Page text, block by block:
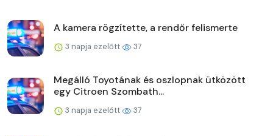
A kamera rögzítette, a rendőr felismerte
3 napja ezelőtt 37
Megálló Toyotának és oszlopnak ütközött
egy Citroen Szombath...
3 napja ezelőtt 37